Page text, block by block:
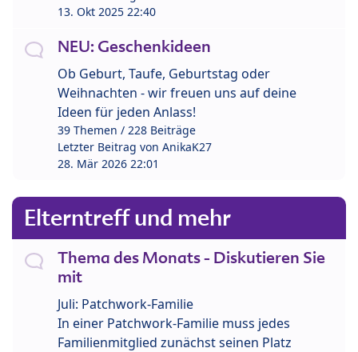
13. Okt 2025 22:40
NEU: Geschenkideen
Ob Geburt, Taufe, Geburtstag oder
Weihnachten - wir freuen uns auf deine
Ideen für jeden Anlass!
39 Themen / 228 Beiträge
Letzter Beitrag von AnikaK27
28. Mär 2026 22:01
Elterntreff und mehr
Thema des Monats - Diskutieren Sie
mit
Juli: Patchwork-Familie
In einer Patchwork-Familie muss jedes
Familienmitglied zunächst seinen Platz